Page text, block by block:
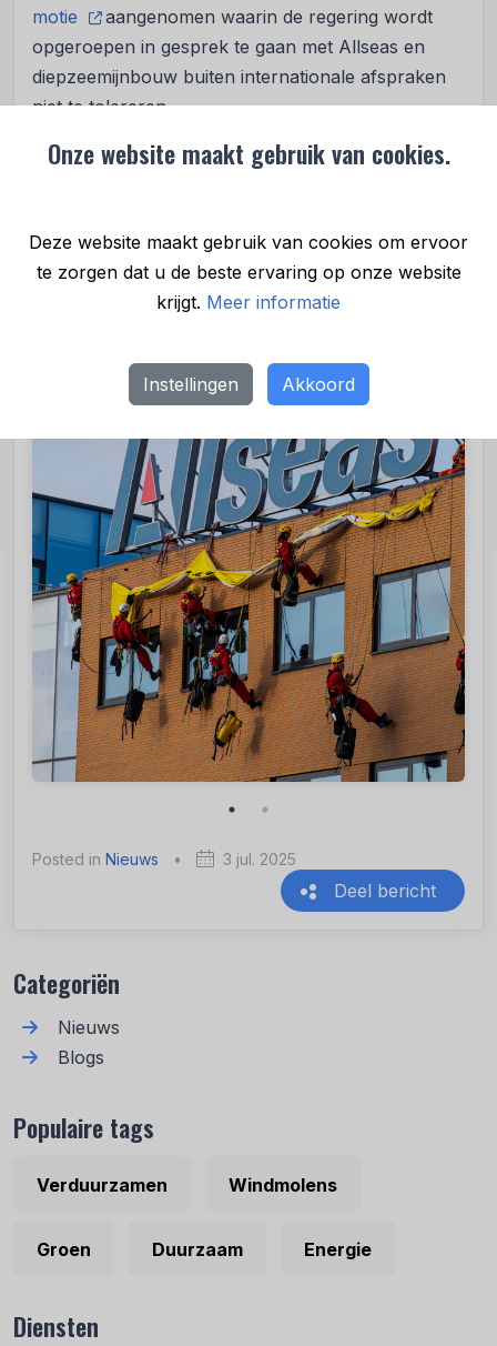
Onze website maakt gebruik van cookies.
Deze website maakt gebruik van cookies om ervoor
te zorgen dat u de beste ervaring op onze website
krijgt. Meer informatie
Instellingen Akkoord
motie
aangenomen waarin de regering wordt
opgeroepen in gesprek te gaan met Allseas en
diepzeemijnbouw buiten internationale afspraken
niet te tolereren.
‘Niemand is gebaat bij wildwest-praktijken in de
overbevissing. Diepzeemijnbouw is de zoveelste
bedreiging, terwijl we juist het leven in de oceaan
moeten beschermen.’
Posted in Nieuws • 3 jul. 2025
Deel bericht
Categoriën
Nieuws
Blogs
Populaire tags
Verduurzamen Windmolens
Groen Duurzaam Energie
Diensten